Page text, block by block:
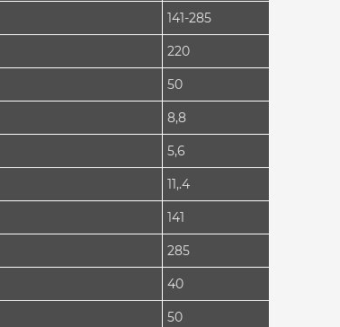
141-285
220
50
8,8
5,6
11,.4
141
285
40
50